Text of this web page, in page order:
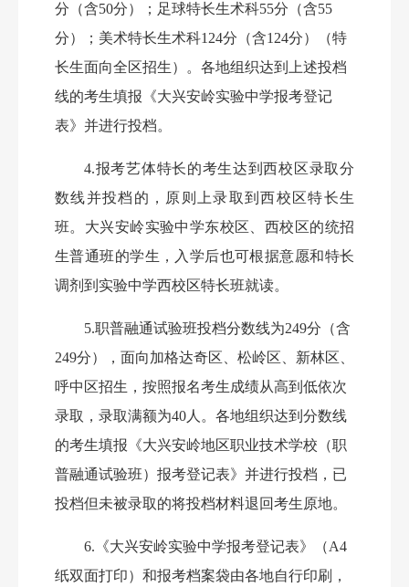
分（含50分） ；足球特长生术科55分（含55
分）
；美术特长生术科124分（含124分）（特
长生面向全区招生）。各地组织达到上述投档
线的考生填报《大兴安岭实验中学报考登记
表》并进行投档。
4.报考艺体特长的考生达到西校区录取分
数线并投档的，原则上录取到西校区特长生
班。大兴安岭实验中学东校区、西校区的统招
生普通班的学生，入学后也可根据意愿和特长
调剂到实验中学西校区特长班就读。
5.职普融通试验班投档分数线为249分（含
249分）， 面向加格达奇区、松岭区、新林区、
呼中区招生 ， 按照报名考生成绩从高到低依次
录取，录取满额为40人。各地组织达到分数线
的考生填报《大兴安岭地区职业技术学校 （职
普融通试验班） 报考登记表》并进行投档，已
投档但未被录取的将投档材料退回考生原地。
6.《大兴安岭实验中学报考登记表》（A4
纸双面打印）和报考档案袋由各地自行印刷，